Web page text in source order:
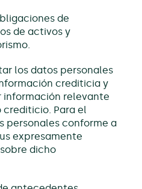
de
de activos y
los datos personales
crediticia y
información relevante
Para el
personales conforme a
expresamente
dicho